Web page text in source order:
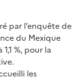
par l’enquête de
du Mexique
%, pour la
les